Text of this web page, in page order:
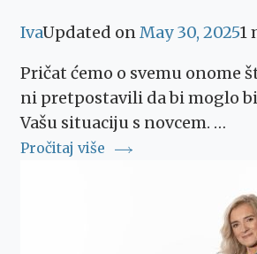
IvaUpdated onMay 30, 20251
Pričat ćemo o svemu onome
ni pretpostavili da bi moglo
Vašu situaciju s novcem. …
Pročitaj više